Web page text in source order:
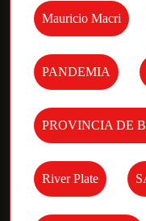
Mauricio Macri
PANDEMIA
PROVINCIA DE
River Plate